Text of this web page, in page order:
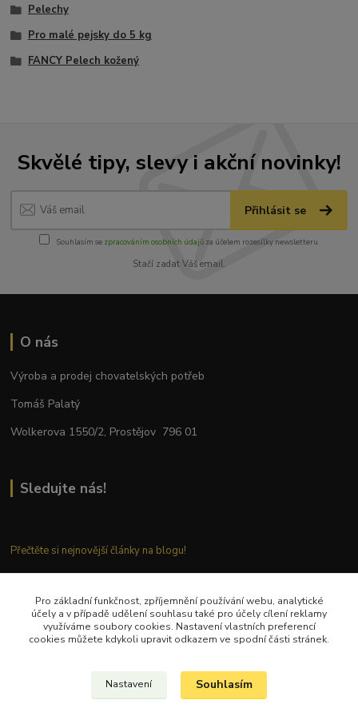
Pelechy
Pro malé pejsky do 5 kg
FANCY Pelech kožený
Skvělé tipy, slevy i akční novinky!
Přihlásit se
Souhlasím se zpracováním osobních údajůza účelem rozesílky newsletteru.
Stačí zadat Váš email.
O nás
Výroba a prodej chovatelských potřeb
Tomáš Palatý
Wolkerova 1550/2, Prostějov 796 01
Sledujte nás!
Přečtěte si nejnovější články na blogu!
Kontaktujte nás
Tel.: + 420 777 282 683
Pro základní funkčnost, zpříjemnění používání webu, analytické
účely a v případě udělení souhlasu také pro účely cílení reklamy
využíváme soubory cookies. Nastavení vlastních preferencí
cookies můžete kdykoli upravit odkazem ve spodní části stránek.
Nastavení Souhlasím